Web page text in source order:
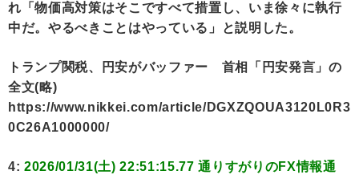
れ「物価高対策はそこですべて措置し、いま徐々に執行
中だ。やるべきことはやっている」と説明した。
トランプ関税、円安がバッファー 首相「円安発言」の
全文(略)
https://www.nikkei.com/article/DGXZQOUA3120L0R3
0C26A1000000/
4: 2026/01/31(土) 22:51:15.77 通りすがりのFX情報通